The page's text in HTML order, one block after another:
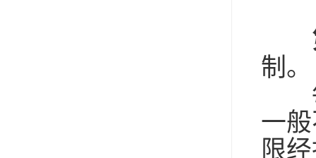
制。
每
一
限